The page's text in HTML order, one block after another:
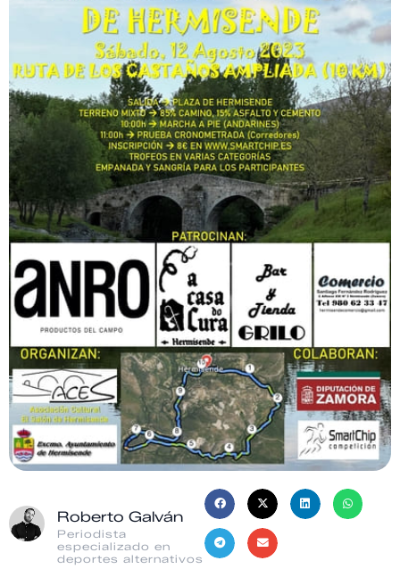
Roberto Galván
Periodista
especializado en
deportes alternativos